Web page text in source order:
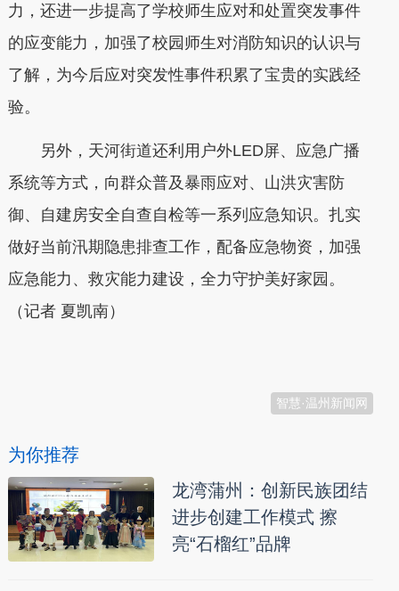
力，还进一步提高了学校师生应对和处置突发事件
的应变能力，加强了校园师生对消防知识的认识与
了解，为今后应对突发性事件积累了宝贵的实践经
验。
另外，天河街道还利用户外LED屏、应急广播
系统等方式，向群众普及暴雨应对、山洪灾害防
御、自建房安全自查自检等一系列应急知识。扎实
做好当前汛期隐患排查工作，配备应急物资，加强
应急能力、救灾能力建设，全力守护美好家园。
（记者 夏凯南）
智慧·温州新闻网
为你推荐
龙湾蒲州：创新民族团结
进步创建工作模式 擦
亮“石榴红”品牌